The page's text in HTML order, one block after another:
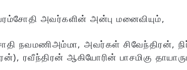
அவர்களின் அன்பு மனைவியும்,
நவமணிஅம்மா, அவர்கள் சிவேந்திரன்,
ரவீந்திரன் ஆகியோரின் பாசமிகு